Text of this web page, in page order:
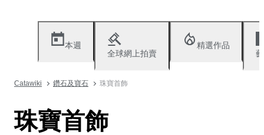
本週
全球網上拍賣
精選作品
Catawiki 鑽石及寶石 珠寶首飾
珠寶首飾